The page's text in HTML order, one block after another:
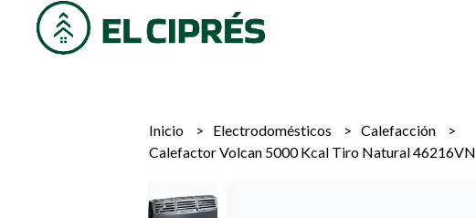
Inicio Electrodomésticos
Calefacción
Calefactor Volcan 5000 Kcal Tiro Natural 46216VN